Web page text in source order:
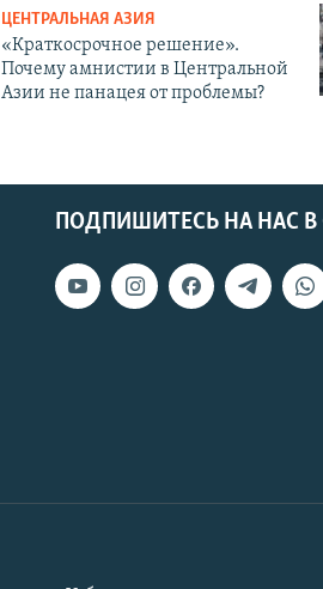
ЦЕНТРАЛЬНАЯ АЗИЯ
«Краткосрочное решение».
Почему амнистии в Центральной
Азии не панацея от проблемы?
ПОДПИШИТЕСЬ НА НАС В